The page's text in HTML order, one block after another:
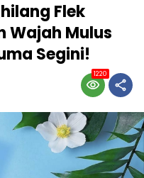
Flek
Wajah Mulus
Segini!
1220